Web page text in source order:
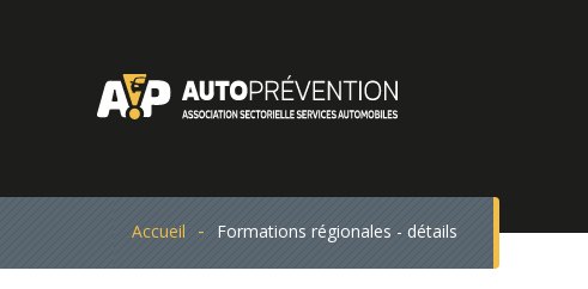
Accueil Formations régionales - détails